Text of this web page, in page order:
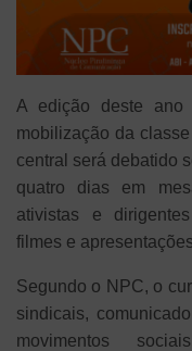
A edição deste ano
mobilização da
central será debatido
quatro dias em
ativistas e
filmes e
Segundo o NPC, o
sindicais,
movimentos